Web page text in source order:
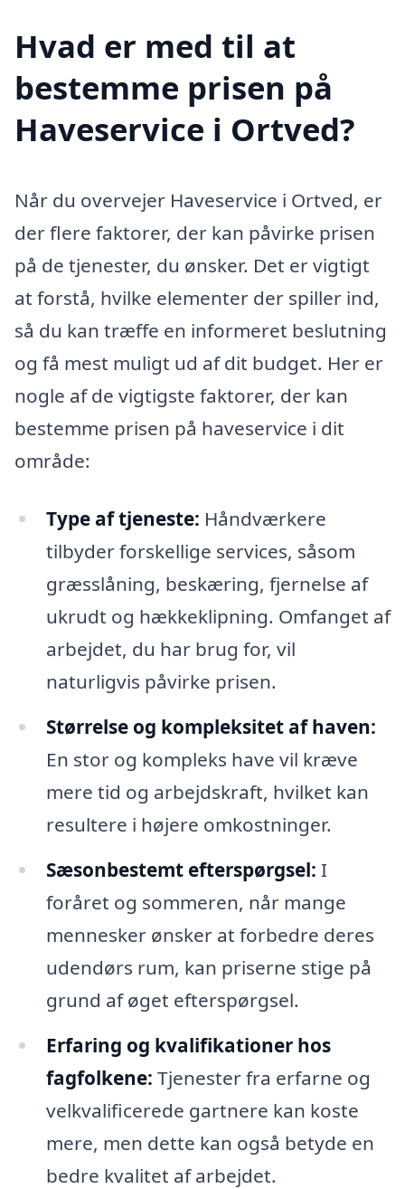
Hvad er med til at
bestemme prisen på
Haveservice i Ortved?
Når du overvejer Haveservice i Ortved, er
der flere faktorer, der kan påvirke prisen
på de tjenester, du ønsker. Det er vigtigt
at forstå, hvilke elementer der spiller ind,
så du kan træffe en informeret beslutning
og få mest muligt ud af dit budget. Her er
nogle af de vigtigste faktorer, der kan
bestemme prisen på haveservice i dit
område:
Type af tjeneste: Håndværkere
tilbyder forskellige services, såsom
græsslåning, beskæring, fjernelse af
ukrudt og hækkeklipning. Omfanget af
arbejdet, du har brug for, vil
naturligvis påvirke prisen.
Størrelse og kompleksitet af haven:
En stor og kompleks have vil kræve
mere tid og arbejdskraft, hvilket kan
resultere i højere omkostninger.
Sæsonbestemt efterspørgsel: I
foråret og sommeren, når mange
mennesker ønsker at forbedre deres
udendørs rum, kan priserne stige på
grund af øget efterspørgsel.
Erfaring og kvalifikationer hos
fagfolkene: Tjenester fra erfarne og
velkvalificerede gartnere kan koste
mere, men dette kan også betyde en
bedre kvalitet af arbejdet.